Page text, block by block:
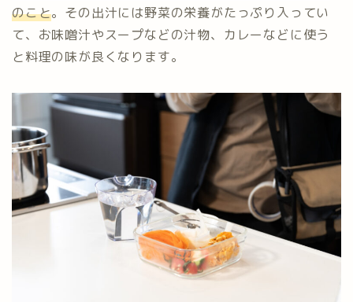
のこと。その出汁には野菜の栄養がたっぷり入ってい
て、お味噌汁やスープなどの汁物、カレーなどに使う
と料理の味が良くなります。